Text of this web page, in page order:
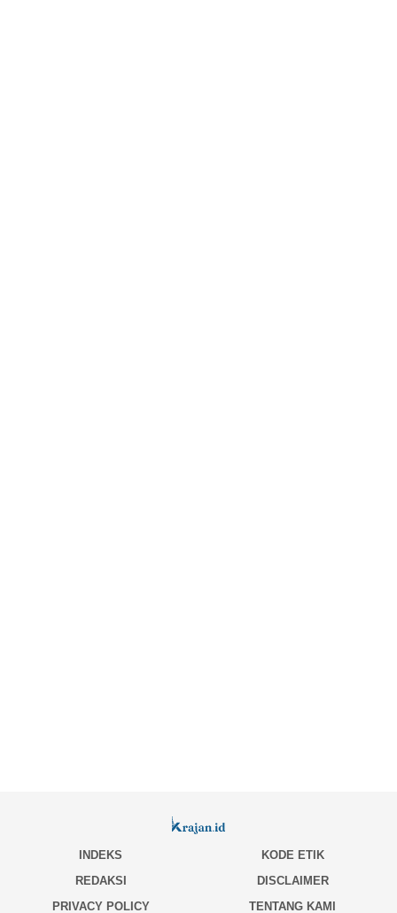
INDEKS
KODE ETIK
REDAKSI
DISCLAIMER
PRIVACY POLICY
TENTANG KAMI